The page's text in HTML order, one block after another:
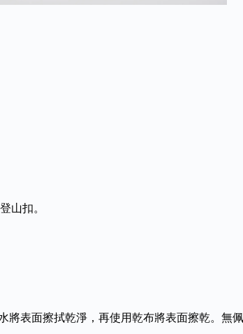
山扣。
將表面擦拭乾淨，再使用乾布將表面擦乾。無